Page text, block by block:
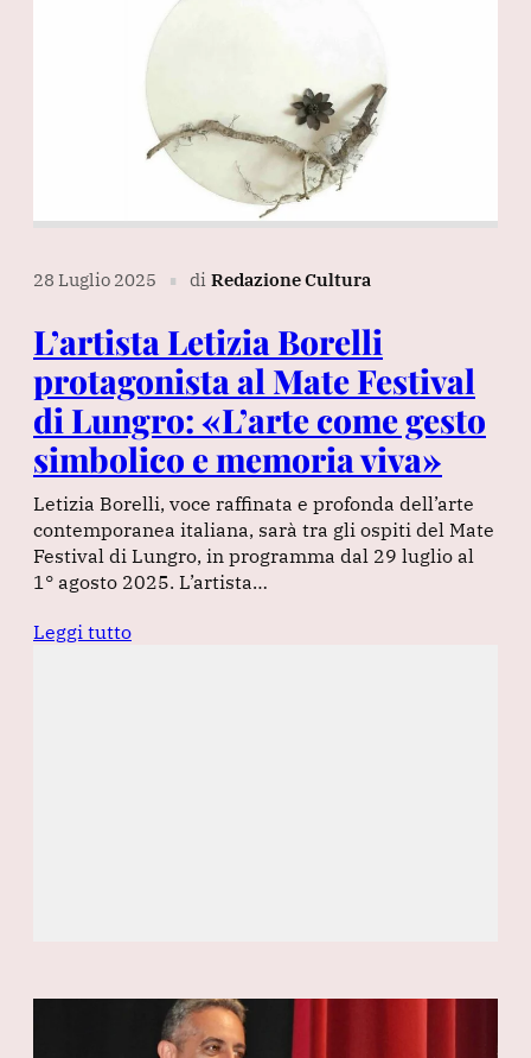
28 Luglio 2025 ∎ di Redazione Cultura
L’artista Letizia Borelli
protagonista al Mate Festival
di Lungro: «L’arte come gesto
simbolico e memoria viva»
Letizia Borelli, voce raffinata e profonda dell’arte
contemporanea italiana, sarà tra gli ospiti del Mate
Festival di Lungro, in programma dal 29 luglio al
1° agosto 2025. L’artista…
Leggi tutto